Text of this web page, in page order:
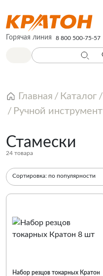
Горячая линия 8 800 500-75-57
Главная Каталог
Ручной инструмент
Стамески
24 товара
Сортировка: по популярности
Набор резцов токарных Кратон